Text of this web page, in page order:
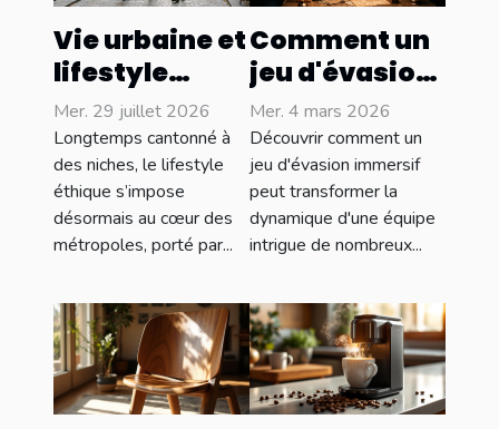
Vie urbaine et
lifestyle
éthique :
concilier
style et
conscience
sociale
Mer. 29 juillet 2026
Longtemps cantonné à
des niches, le lifestyle
éthique s’impose
désormais au cœur des
métropoles, porté par...
Comment un
jeu d'évasion
immersif
renforce-t-il
les liens
d'équipe ?
Mer. 4 mars 2026
Découvrir comment un
jeu d'évasion immersif
peut transformer la
dynamique d'une équipe
intrigue de nombreux...